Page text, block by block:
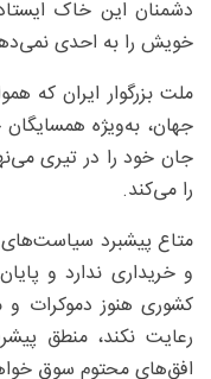
دشمنان این خاک
خویش را به احدی
ملت بزرگوار ایران که
جهان، به‌ویژه همسایگان
جان خود را در تیری
را می‌کند.
متاع پیشبرد سیاست‌های
و خریداری ندارد و
کشوری هنوز دموکرات و
رعایت نکند، منطق
افق‌های محتوم سوق